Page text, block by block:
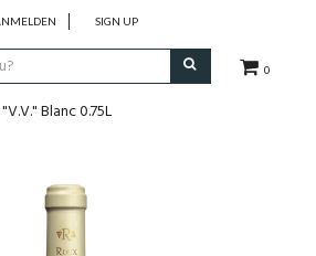
0
SIGN UP
Blanc 0.75L